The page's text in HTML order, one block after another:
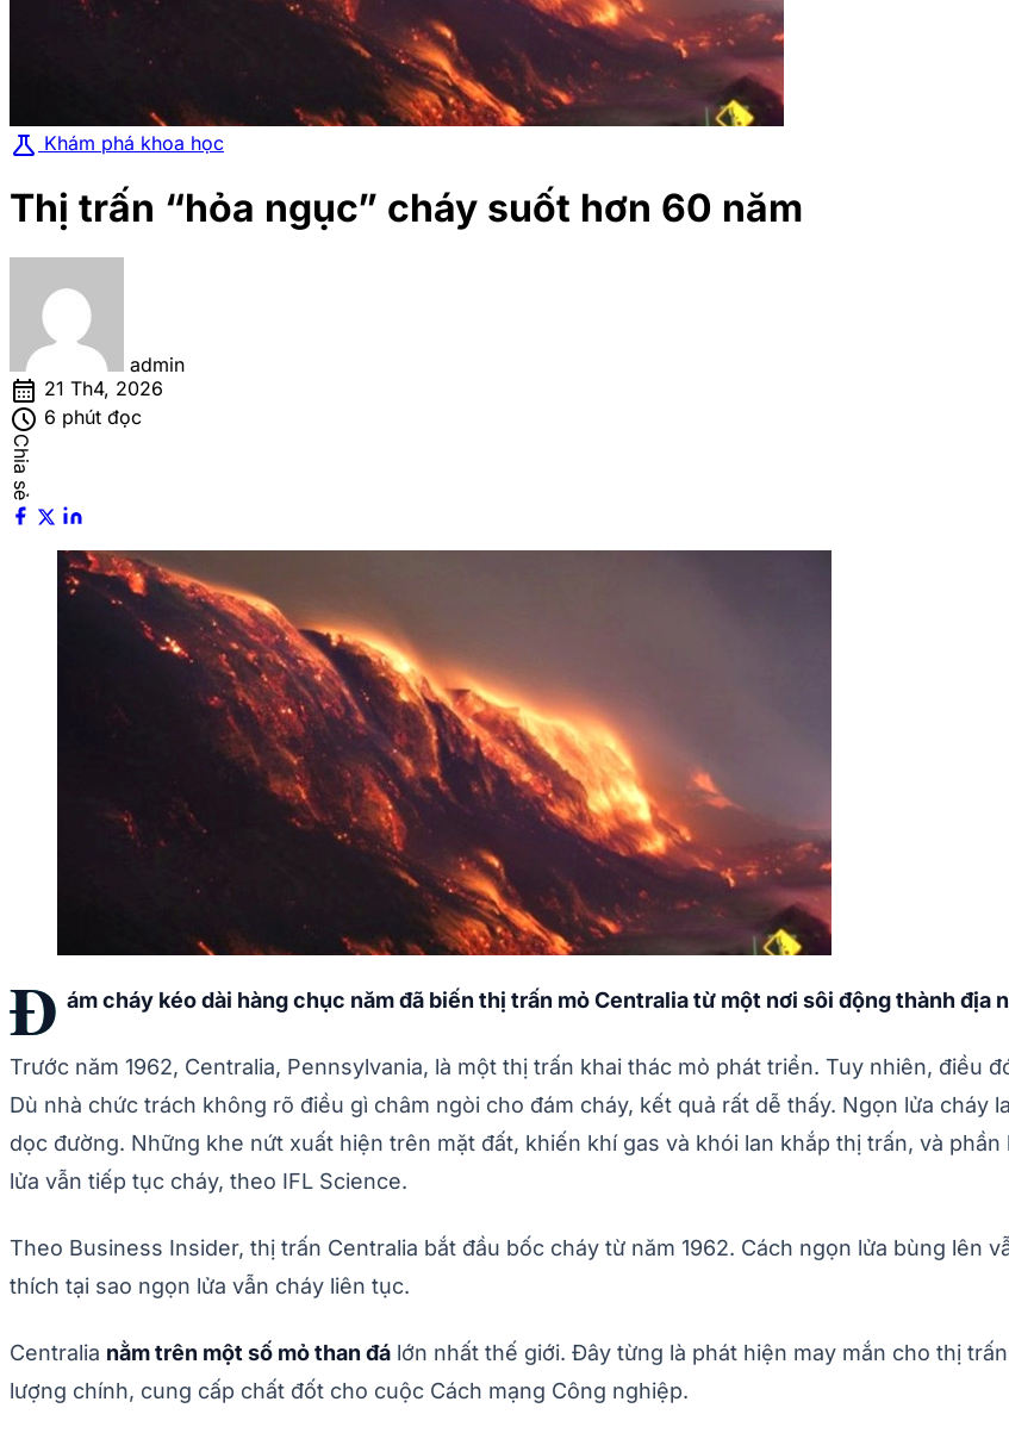
science Khám phá khoa học
Thị trấn “hỏa ngục” cháy suốt hơn 60 năm
admin
calendar_month 21 Th4, 2026
schedule 6 phút đọc
Chia sẻ
Đ ám cháy kéo dài hàng chục năm đã biến thị trấn mỏ Centralia từ một nơi sôi động thành địa
Trước năm 1962, Centralia, Pennsylvania, là một thị trấn khai thác mỏ phát triển. Tuy nhiên, điều
Dù nhà chức trách không rõ điều gì châm ngòi cho đám cháy, kết quả rất dễ thấy. Ngọn lửa cháy
dọc đường. Những khe nứt xuất hiện trên mặt đất, khiến khí gas và khói lan khắp thị trấn, và
lửa vẫn tiếp tục cháy, theo IFL Science.
Theo Business Insider, thị trấn Centralia bắt đầu bốc cháy từ năm 1962. Cách ngọn lửa bùng lên
thích tại sao ngọn lửa vẫn cháy liên tục.
Centralia nằm trên một số mỏ than đá lớn nhất thế giới. Đây từng là phát hiện may mắn cho thị
lượng chính, cung cấp chất đốt cho cuộc Cách mạng Công nghiệp.